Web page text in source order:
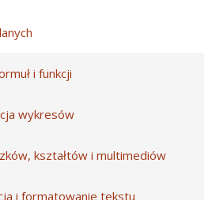
i funkcji
wykresów
kształtów i multimediów
i formatowanie tekstu